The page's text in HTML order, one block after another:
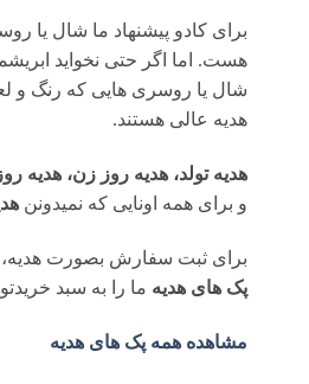
برای کادو پیشنهاد ما شال یا
هست. اما اگر حتی نخواید
شال یا روسری هایی که رنگ و
هدیه عالی هستند.
هدیه تولد، هدیه روز زن، هدیه
و برای همه اونایی که نمیدونن
برای ثبت سفارش بصورت هدیه،
پک های هدیه ما را به سبد
مشاهده همه پک های هدیه